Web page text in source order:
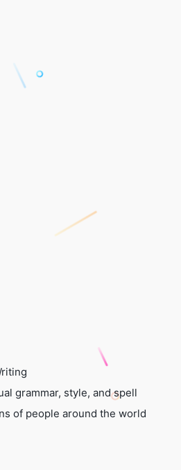
grammar, style, and spell
of people around the world